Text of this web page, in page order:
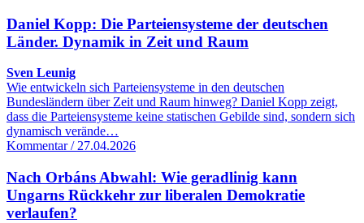
Daniel Kopp: Die Parteiensysteme der deutschen
Länder. Dynamik in Zeit und Raum
Sven Leunig
Wie entwickeln sich Parteiensysteme in den deutschen
Bundesländern über Zeit und Raum hinweg? Daniel Kopp zeigt,
dass die Parteiensysteme keine statischen Gebilde sind, sondern sich
dynamisch verände…
Kommentar / 27.04.2026
Nach Orbáns Abwahl: Wie geradlinig kann
Ungarns Rückkehr zur liberalen Demokratie
verlaufen?